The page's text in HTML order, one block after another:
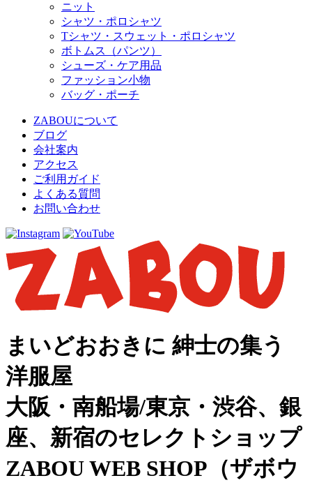
ニット
シャツ・ポロシャツ
Tシャツ・スウェット・ポロシャツ
ボトムス（パンツ）
シューズ・ケア用品
ファッション小物
バッグ・ポーチ
ZABOUについて
ブログ
会社案内
アクセス
ご利用ガイド
よくある質問
お問い合わせ
まいどおおきに 紳士の集う
洋服屋
大阪・南船場/東京・渋谷、銀
座、新宿のセレクトショップ
ZABOU WEB SHOP（ザボウ